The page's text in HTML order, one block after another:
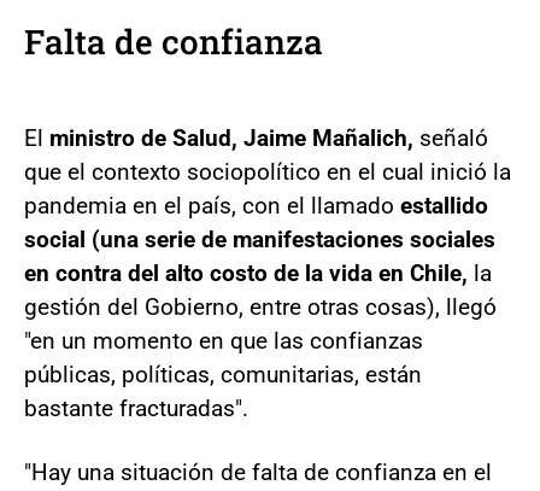
Falta de confianza
El ministro de Salud, Jaime Mañalich, señaló
que el contexto sociopolítico en el cual inició la
pandemia en el país, con el llamado estallido
social (una serie de manifestaciones sociales
en contra del alto costo de la vida en Chile, la
gestión del Gobierno, entre otras cosas), llegó
"en un momento en que las confianzas
públicas, políticas, comunitarias, están
bastante fracturadas".
"Hay una situación de falta de confianza en el